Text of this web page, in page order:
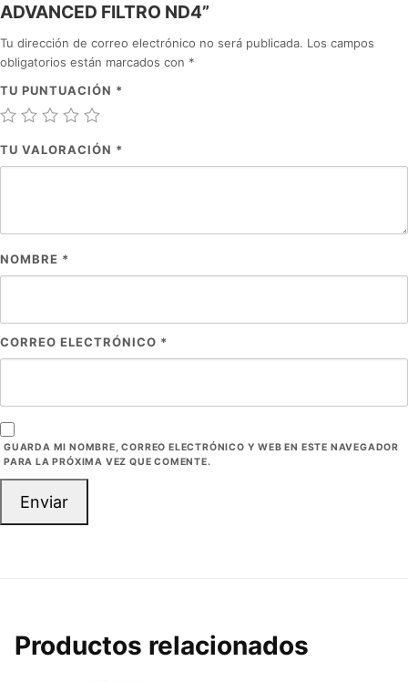
ADVANCED FILTRO ND4”
Tu dirección de correo electrónico no será publicada. Los campos
obligatorios están marcados con *
TU PUNTUACIÓN *
TU VALORACIÓN *
NOMBRE *
CORREO ELECTRÓNICO *
GUARDA MI NOMBRE, CORREO ELECTRÓNICO Y WEB EN ESTE NAVEGADOR
PARA LA PRÓXIMA VEZ QUE COMENTE.
Productos relacionados